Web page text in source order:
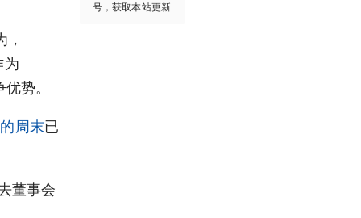
号，获取本站更新
为
势。
周末已
董事会